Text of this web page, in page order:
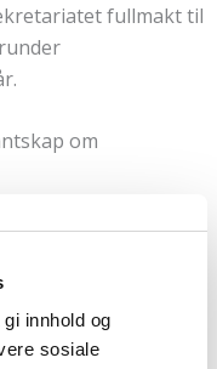
innhold og
sosiale
fullmakt til
om